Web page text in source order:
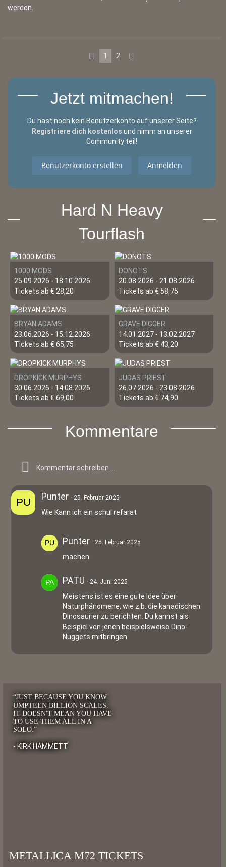
werden.
1 2
Jetzt mitmachen!
Du hast noch kein Benutzerkonto auf unserer Seite?
Registriere dich kostenlos und nimm an unserer
Community teil!
Benutzerkonto erstellen Anmelden
Hard N Heavy
Tourflash
1000 MODS
25.09.2026 - 18.10.2026
Tickets ab € 28,20
DONOTS
20.08.2026 - 21.08.2026
Tickets ab € 58,75
BRYAN ADAMS
23.06.2026 - 15.12.2026
Tickets ab € 65,75
GRAVE DIGGER
14.01.2027 - 13.02.2027
Tickets ab € 43,20
DROPKICK MURPHYS
30.06.2026 - 14.08.2026
Tickets ab € 69,00
JUDAS PRIEST
26.07.2026 - 23.08.2026
Tickets ab € 74,90
Kommentare
Punter 25. Februar 2025
Wie Kann ich ein schul refarat
Punter 25. Februar 2025
machen
PATU 24. Juni 2025
Meistens ist es eine gute Idee über
Naturphänomene, wie z.b. die kanadischen
Dinosaurier zu berichten. Du kannst als
Beispiel von jenen beispielsweise Dino-
Nuggets mitbringen
“JUST BECAUSE YOU KNOW
UMPTEEN BILLION SCALES,
IT DOESN'T MEAN YOU HAVE
TO USE THEM ALL IN A
SOLO.”
- KIRK HAMMETT
METALLICA M72 TICKETS